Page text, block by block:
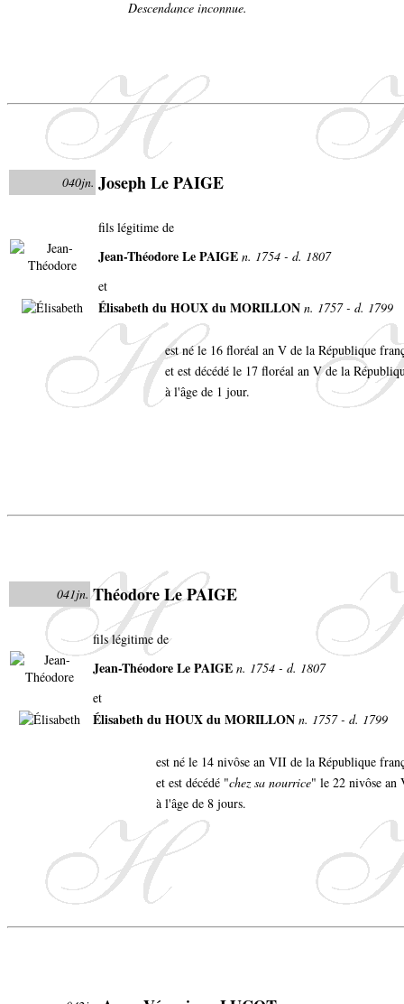
Descendance inconnue.
040jn. Joseph Le PAIGE
fils légitime de
Jean-Théodore Le PAIGE n. 1754 - d. 1807
et
Élisabeth du HOUX du MORILLON n. 1757 - d. 1799
est né le 16 floréal an V de la République
et est décédé le 17 floréal an V de la
à l'âge de 1 jour.
041jn. Théodore Le PAIGE
fils légitime de
Jean-Théodore Le PAIGE n. 1754 - d. 1807
et
Élisabeth du HOUX du MORILLON n. 1757 - d. 1799
est né le 14 nivôse an VII de la République
et est décédé "chez sa nourrice" le 22 nivôse an
à l'âge de 8 jours.